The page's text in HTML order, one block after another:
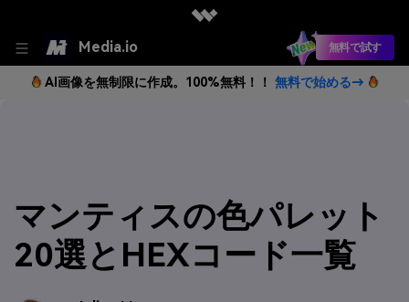
Media.io 無料で試す
AI画像を無制限に作成。100%無料！！ 無料で始める→
マンティスの色パレット
20選とHEXコード一覧